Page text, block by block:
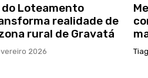
Loteamento
realidade de
rural de Gravatá
2026